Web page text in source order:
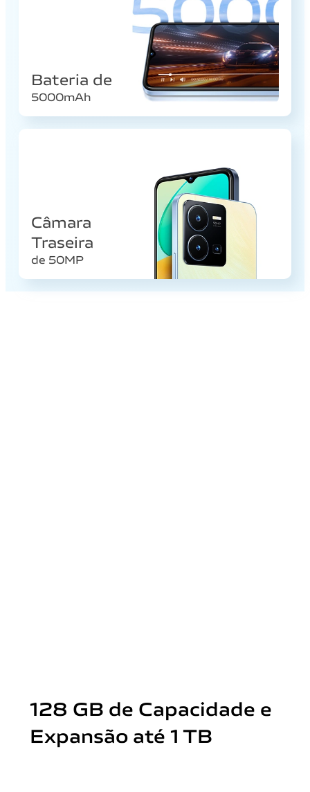
Bateria de
5000mAh
Câmara
Traseira
de 50MP
128 GB de Capacidade e
Expansão até 1 TB